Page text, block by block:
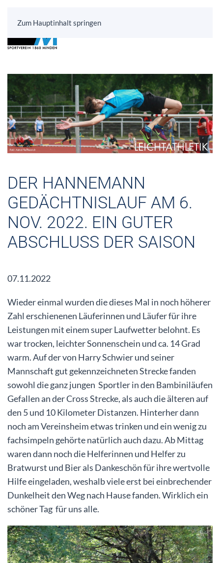
Zum Hauptinhalt springen
DER HANNEMANN
GEDÄCHTNISLAUF AM 6.
NOV. 2022. EIN GUTER
ABSCHLUSS DER SAISON
07.11.2022
Wieder einmal wurden die dieses Mal in noch höherer
Zahl erschienenen Läuferinnen und Läufer für ihre
Leistungen mit einem super Laufwetter belohnt. Es
war trocken, leichter Sonnenschein und ca. 14 Grad
warm. Auf der von Harry Schwier und seiner
Mannschaft gut gekennzeichneten Strecke fanden
sowohl die ganz jungen Sportler in den Bambiniläufen
Gefallen an der Cross Strecke, als auch die älteren auf
den 5 und 10 Kilometer Distanzen. Hinterher dann
noch am Vereinsheim etwas trinken und ein wenig zu
fachsimpeln gehörte natürlich auch dazu. Ab Mittag
waren dann noch die Helferinnen und Helfer zu
Bratwurst und Bier als Dankeschön für ihre wertvolle
Hilfe eingeladen, weshalb viele erst bei einbrechender
Dunkelheit den Weg nach Hause fanden. Wirklich ein
schöner Tag für uns alle.